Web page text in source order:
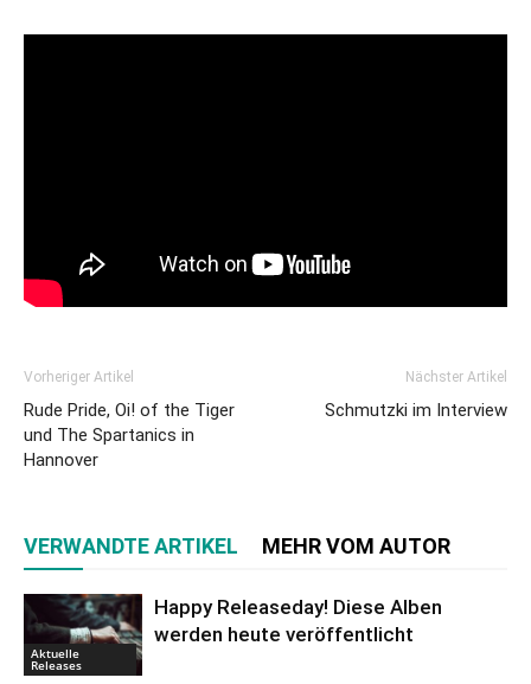
Vorheriger Artikel
Rude Pride, Oi! of the Tiger
und The Spartanics in
Hannover
Nächster Artikel
Schmutzki im Interview
VERWANDTE ARTIKEL MEHR VOM AUTOR
Aktuelle
Releases
Happy Releaseday! Diese Alben
werden heute veröffentlicht